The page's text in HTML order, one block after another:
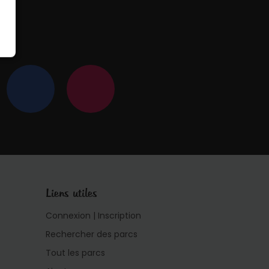
Liens utiles
Connexion | Inscription
Rechercher des parcs
Tout les parcs